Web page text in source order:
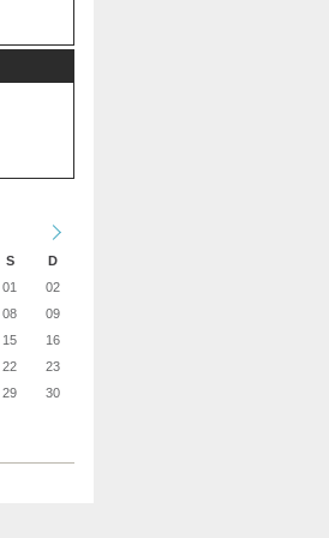
S
D
01
02
08
09
15
16
22
23
29
30